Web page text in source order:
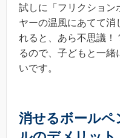
試しに「フリクション
ヤーの温風にあてて消
れると、あら不思議！
るので、子どもと一緒
いです。
消せるボール